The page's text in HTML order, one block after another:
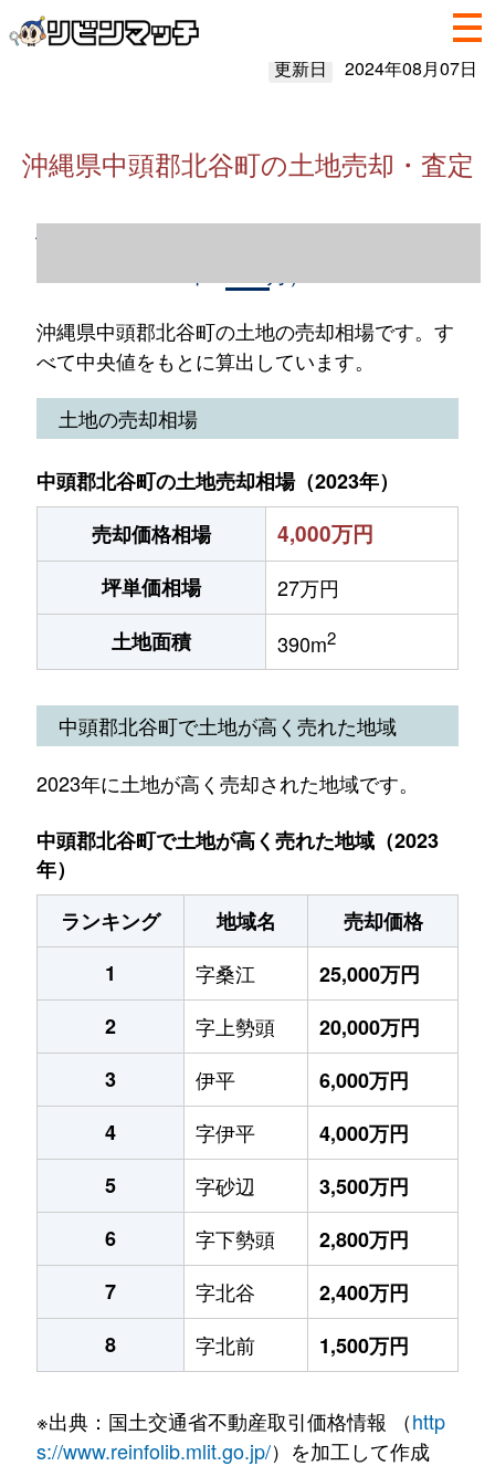
更新日 2024年08月07日
沖縄県中頭郡北谷町の土地売却・査定
沖縄県中頭郡北谷町の土地売却情報（2023
沖縄県中頭郡北谷町の土地の売却相場です。す
べて中央値をもとに算出しています。
土地の売却相場
中頭郡北谷町の土地売却相場（2023年）
売却価格相場
4,000万円
坪単価相場
27万円
土地面積
390m2
中頭郡北谷町で土地が高く売れた地域
2023年に土地が高く売却された地域です。
中頭郡北谷町で土地が高く売れた地域（2023
年）
ランキング
地域名
売却価格
1
字桑江
25,000万円
2
字上勢頭
20,000万円
3
伊平
6,000万円
4
字伊平
4,000万円
5
字砂辺
3,500万円
6
字下勢頭
2,800万円
7
字北谷
2,400万円
8
字北前 1,500万円
※出典：国土交通省不動産取引価格情報 （http
s://www.reinfolib.mlit.go.jp/）を加工して作成